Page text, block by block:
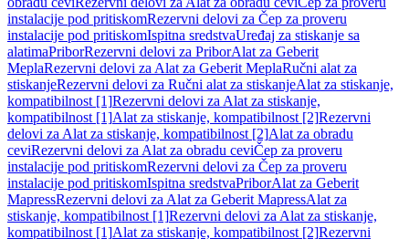
instalacije pod pritiskomRezervni delovi za Čep za proveru
instalacije pod pritiskomIspitna sredstvaUređaj za stiskanje sa
alatimaPriborRezervni delovi za PriborAlat za Geberit
MeplaRezervni delovi za Alat za Geberit MeplaRučni alat za
stiskanjeRezervni delovi za Ručni alat za stiskanjeAlat za stiskanje,
kompatibilnost [1]Rezervni delovi za Alat za stiskanje,
kompatibilnost [1]Alat za stiskanje, kompatibilnost [2]Rezervni
delovi za Alat za stiskanje, kompatibilnost [2]Alat za obradu
ceviRezervni delovi za Alat za obradu ceviČep za proveru
instalacije pod pritiskomRezervni delovi za Čep za proveru
instalacije pod pritiskomIspitna sredstvaPriborAlat za Geberit
MapressRezervni delovi za Alat za Geberit MapressAlat za
stiskanje, kompatibilnost [1]Rezervni delovi za Alat za stiskanje,
kompatibilnost [1]Alat za stiskanje, kompatibilnost [2]Rezervni